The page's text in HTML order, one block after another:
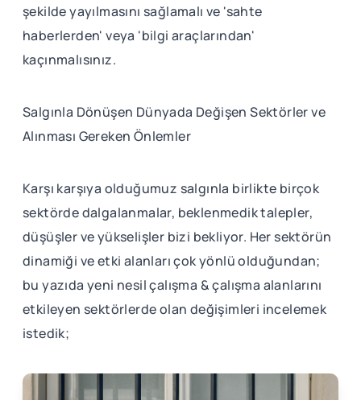
şekilde yayılmasını sağlamalı ve 'sahte
haberlerden' veya 'bilgi araçlarından'
kaçınmalısınız.
Salgınla Dönüşen Dünyada Değişen Sektörler ve
Alınması Gereken Önlemler
Karşı karşıya olduğumuz salgınla birlikte birçok
sektörde dalgalanmalar, beklenmedik talepler,
düşüşler ve yükselişler bizi bekliyor. Her sektörün
dinamiği ve etki alanları çok yönlü olduğundan;
bu yazıda yeni nesil çalışma & çalışma alanlarını
etkileyen sektörlerde olan değişimleri incelemek
istedik;